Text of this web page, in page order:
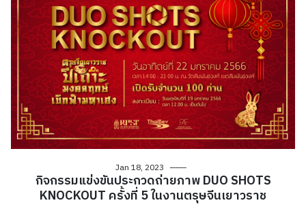
Jan 18, 2023
กิจกรรมแข่งขันประกวดถ่ายภาพ DUO SHOTS
KNOCKOUT ครั้งที่ 5 ในงานตรุษจีนเยาวราช